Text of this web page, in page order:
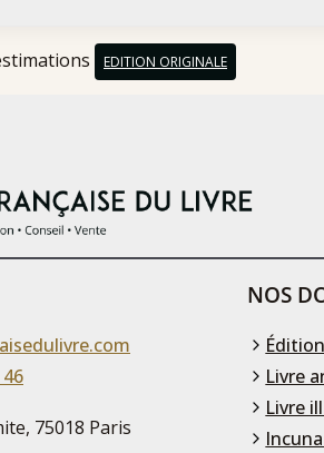
EDITION ORIGINALE
75018 Paris
NOS
Livre
Livre